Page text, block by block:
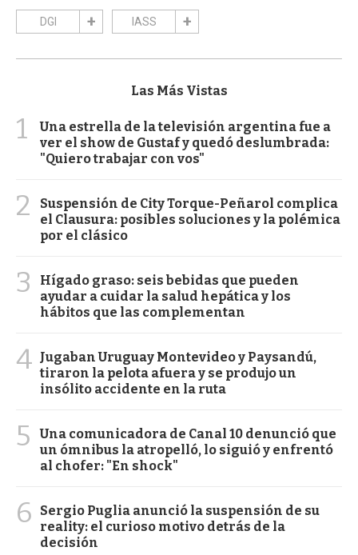
DGI IASS
Las Más Vistas
1
Una estrella de la televisión argentina fue a
ver el show de Gustaf y quedó deslumbrada:
"Quiero trabajar con vos"
2
Suspensión de City Torque-Peñarol complica
el Clausura: posibles soluciones y la polémica
por el clásico
3
Hígado graso: seis bebidas que pueden
ayudar a cuidar la salud hepática y los
hábitos que las complementan
4 Jugaban Uruguay Montevideo y Paysandú,
tiraron la pelota afuera y se produjo un
insólito accidente en la ruta
5
Una comunicadora de Canal 10 denunció que
un ómnibus la atropelló, lo siguió y enfrentó
al chofer: "En shock"
6
Sergio Puglia anunció la suspensión de su
reality: el curioso motivo detrás de la
decisión